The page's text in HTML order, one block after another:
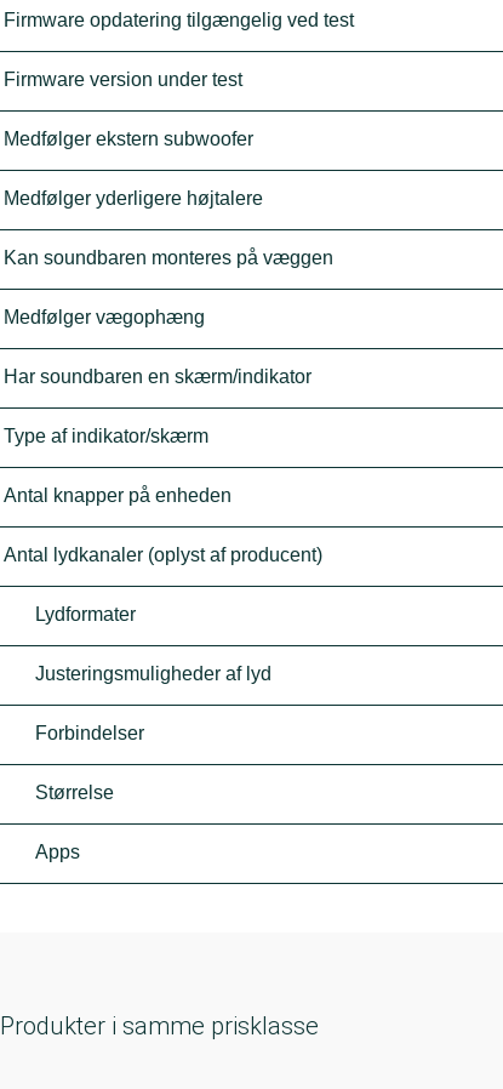
Firmware opdatering tilgængelig ved test
Firmware version under test
Medfølger ekstern subwoofer
Medfølger yderligere højtalere
Kan soundbaren monteres på væggen
Medfølger vægophæng
Har soundbaren en skærm/indikator
Type af indikator/skærm
Antal knapper på enheden
Antal lydkanaler (oplyst af producent)
Lydformater
Justeringsmuligheder af lyd
Forbindelser
Størrelse
Apps
Produkter i samme prisklasse